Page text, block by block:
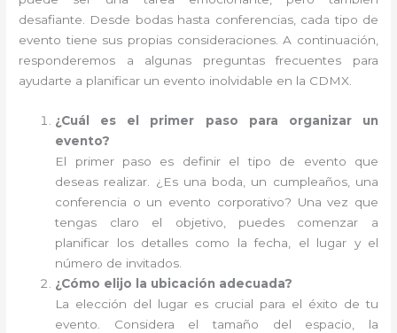
desafiante. Desde bodas hasta conferencias, cada tipo de
evento tiene sus propias consideraciones. A continuación,
responderemos a algunas preguntas frecuentes para
ayudarte a planificar un evento inolvidable en la CDMX.
¿Cuál es el primer paso para organizar un
evento?
El primer paso es definir el tipo de evento que
deseas realizar. ¿Es una boda, un cumpleaños, una
conferencia o un evento corporativo? Una vez que
tengas claro el objetivo, puedes comenzar a
planificar los detalles como la fecha, el lugar y el
número de invitados.
¿Cómo elijo la ubicación adecuada?
La elección del lugar es crucial para el éxito de tu
evento. Considera el tamaño del espacio, la